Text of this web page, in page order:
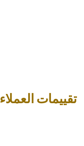
تقييمات العملاء